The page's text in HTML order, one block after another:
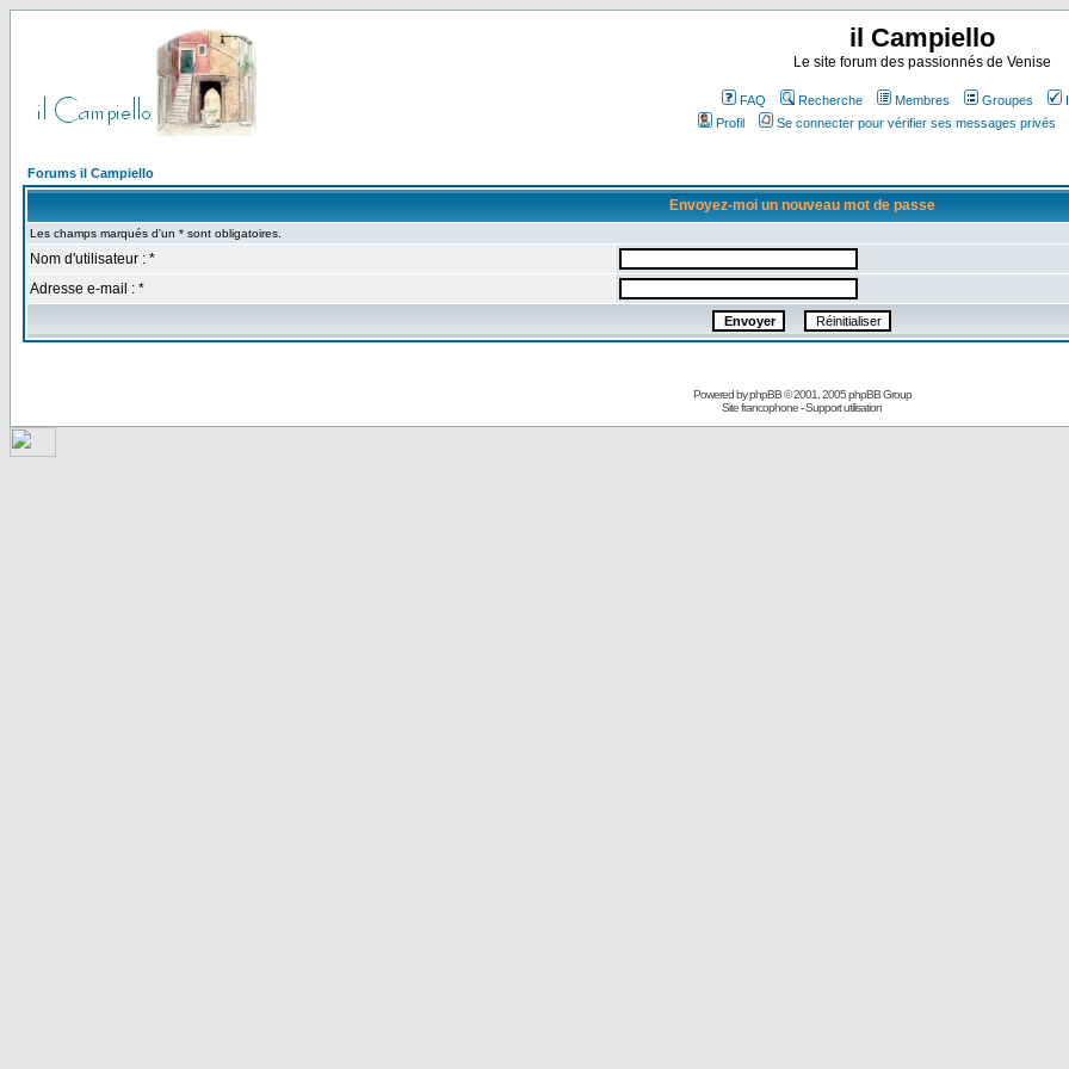
il Campiello
Le site forum des passionnés de Venise
FAQ Recherche Membres Groupes
Profil
Se connecter pour vérifier ses messages privés
Forums il Campiello
Envoyez-moi un nouveau mot de passe
Les champs marqués d'un * sont obligatoires.
Nom d'utilisateur : *
Adresse e-mail : *
Powered byphpBB© 2001, 2005 phpBB Group
Site francophone-Support utilisation